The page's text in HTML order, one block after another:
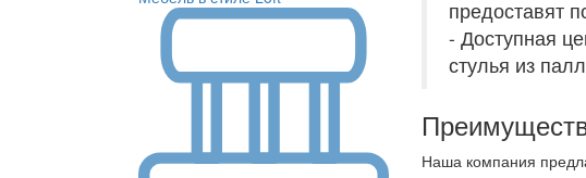
предоставят
- Доступная
стулья из
Наша компания